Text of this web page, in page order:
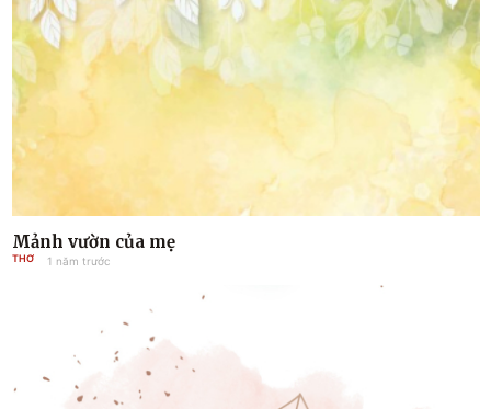
Mảnh vườn của mẹ
THƠ 1 năm trước